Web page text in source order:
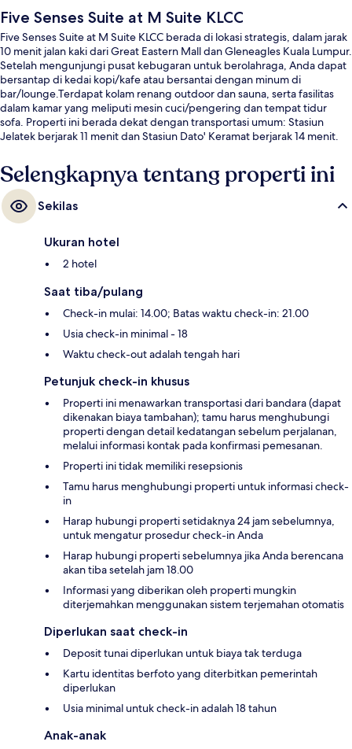
Five Senses Suite at M Suite KLCC
Five Senses Suite at M Suite KLCC berada di lokasi strategis, dalam jarak
10 menit jalan kaki dari Great Eastern Mall dan Gleneagles Kuala Lumpur.
Setelah mengunjungi pusat kebugaran untuk berolahraga, Anda dapat
bersantap di kedai kopi/kafe atau bersantai dengan minum di
bar/lounge.Terdapat kolam renang outdoor dan sauna, serta fasilitas
dalam kamar yang meliputi mesin cuci/pengering dan tempat tidur
sofa. Properti ini berada dekat dengan transportasi umum: Stasiun
Jelatek berjarak 11 menit dan Stasiun Dato' Keramat berjarak 14 menit.
Selengkapnya tentang properti ini
Sekilas
Ukuran hotel
2 hotel
Saat tiba/pulang
Check-in mulai: 14.00; Batas waktu check-in: 21.00
Usia check-in minimal - 18
Waktu check-out adalah tengah hari
Petunjuk check-in khusus
Properti ini menawarkan transportasi dari bandara (dapat
dikenakan biaya tambahan); tamu harus menghubungi
properti dengan detail kedatangan sebelum perjalanan,
melalui informasi kontak pada konfirmasi pemesanan.
Properti ini tidak memiliki resepsionis
Tamu harus menghubungi properti untuk informasi check-
in
Harap hubungi properti setidaknya 24 jam sebelumnya,
untuk mengatur prosedur check-in Anda
Harap hubungi properti sebelumnya jika Anda berencana
akan tiba setelah jam 18.00
Informasi yang diberikan oleh properti mungkin
diterjemahkan menggunakan sistem terjemahan otomatis
Diperlukan saat check-in
Deposit tunai diperlukan untuk biaya tak terduga
Kartu identitas berfoto yang diterbitkan pemerintah
diperlukan
Usia minimal untuk check-in adalah 18 tahun
Anak-anak